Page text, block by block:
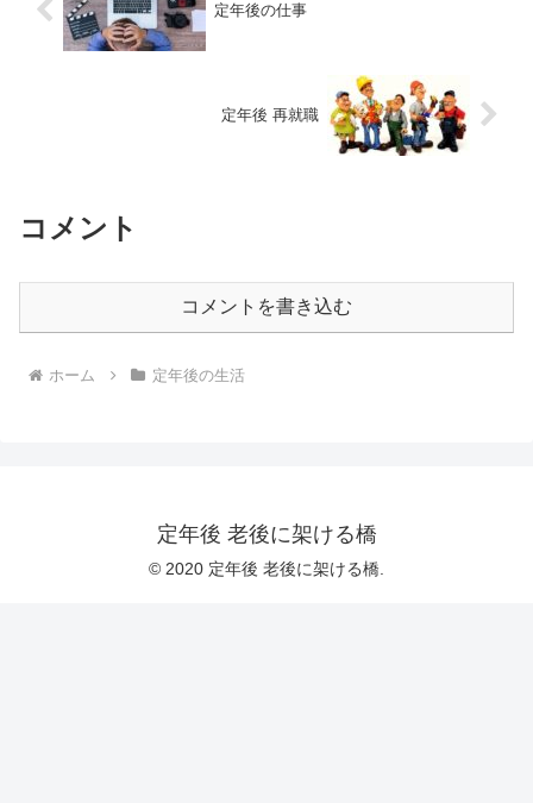
定年後の仕事
定年後 再就職
コメント
コメントを書き込む
ホーム 定年後の生活
定年後 老後に架ける橋
© 2020 定年後 老後に架ける橋.